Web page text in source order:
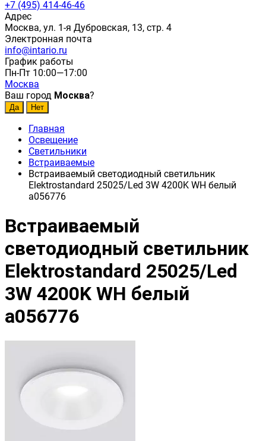
+7 (495) 414-46-46
Адрес
Москва, ул. 1-я Дубровская, 13, стр. 4
Электронная почта
info@intario.ru
График работы
Пн-Пт 10:00—17:00
Москва
Ваш город Москва?
Главная
Освещение
Светильники
Встраиваемые
Встраиваемый светодиодный светильник
Elektrostandard 25025/Led 3W 4200K WH белый
a056776
Встраиваемый
светодиодный светильник
Elektrostandard 25025/Led
3W 4200K WH белый
a056776